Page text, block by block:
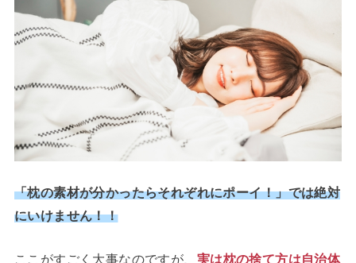
「枕の素材が分かったらそれぞれにポーイ！」では絶対
にいけません！！
ここがすごく大事なのですが、 実は枕の捨て方は自治体